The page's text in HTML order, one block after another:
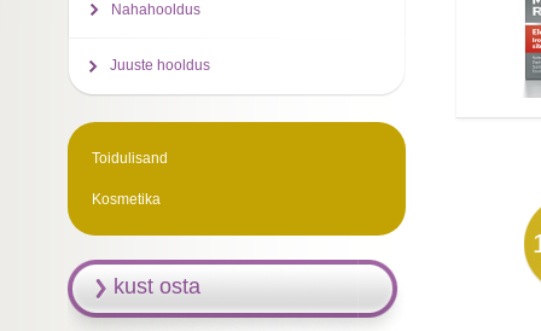
Nahahooldus
Juuste hooldus
Toidulisand
Kosmetika
kust osta